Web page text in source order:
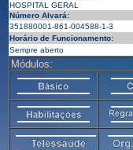
HOSPITAL GERAL
Número Alvará:
351880001-861-004588-1-3
Horário de Funcionamento:
Sempre aberto
Módulos: